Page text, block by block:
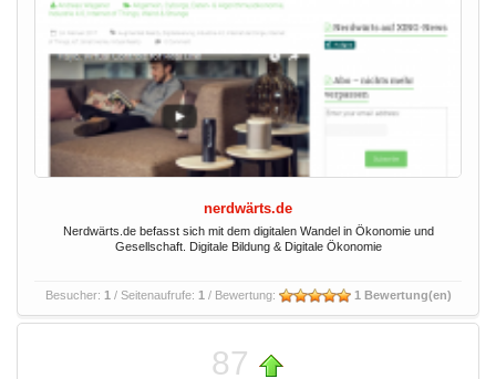
nerdwärts.de
Nerdwärts.de befasst sich mit dem digitalen Wandel in Ökonomie und
Gesellschaft. Digitale Bildung & Digitale Ökonomie
Besucher: 1 / Seitenaufrufe: 1 / Bewertung: 1 Bewertung(en)
87